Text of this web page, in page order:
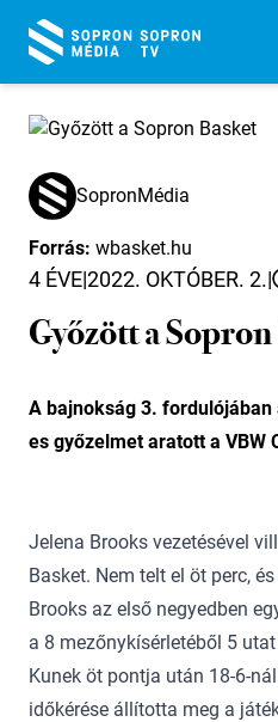
SopronMédia
Forrás: wbasket.hu
4 ÉVE|2022. OKTÓBER. 2.|
Győzött a
A bajnokság 3.
es győzelmet aratott a VBW
Jelena Brooks vezetésével
Basket. Nem telt el öt perc,
Brooks az első negyedben
a 8 mezőnykísérletéből 5
Kunek öt pontja után 18-6-
időkérése állította meg a